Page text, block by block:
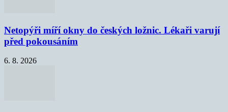
Netopýři míří okny do českých ložnic. Lékaři varují
před pokousáním
6. 8. 2026